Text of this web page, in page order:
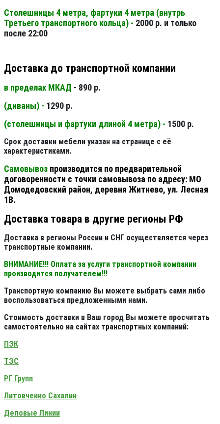
Столешницы 4 метра, фартуки 4 метра (внутрь
Третьего транспортного кольца) - 2000 р. и только
после 22:00
Доставка до транспортной компании
в пределах МКАД - 890 р.
(диваны) - 1290 р.
(столешницы и фартуки длиной 4 метра) - 1500 р.
Срок доставки мебели указан на странице с её
характеристиками.
Самовывоз производится по предварительной
договоренности с точки самовывоза по адресу: МО
Домодедовский район, деревня Житнево, ул. Лесная
1В.
Доставка товара в другие регионы РФ
Доставка в регионы России и СНГ осуществляется через
транспортные компании.
ВНИМАНИЕ!!! Оплата за услуги транспортной компании
производится получателем!!!
Транспортную компанию Вы можете выбрать сами либо
воспользоваться предложенными нами.
Стоимость доставки в Ваш город Вы можете просчитать
самостоятельно на сайтах транспортных компаний:
ПЭК
ТЭС
РГ Групп
Литовченко Сахалин
Деловые Линии